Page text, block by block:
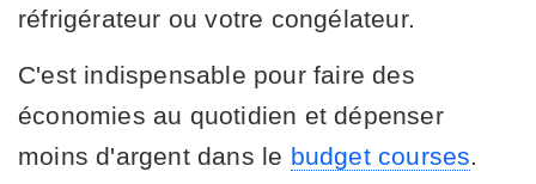
réfrigérateur ou votre congélateur.
C'est indispensable pour faire des
économies au quotidien et dépenser
moins d'argent dans le budget courses.